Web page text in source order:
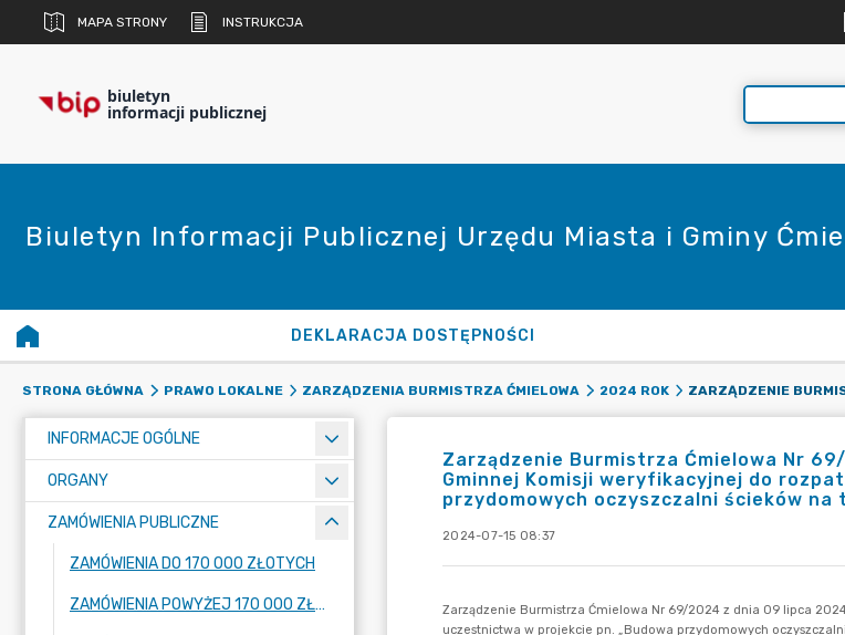
MAPA STRONY INSTRUKCJA
biuletyn
informacji publicznej
Biuletyn Informacji Publicznej Urzędu Miasta i Gminy
DEKLARACJA DOSTĘPNOŚCI
STRONA GŁÓWNA PRAWO LOKALNE ZARZĄDZENIA BURMISTRZA ĆMIELOWA 2024 ROK
INFORMACJE OGÓLNE
ORGANY
ZAMÓWIENIA PUBLICZNE
ZAMÓWIENIA DO 170 000 ZŁOTYCH
ZAMÓWIENIA POWYŻEJ 170 000 ZŁOTYCH
Zarządzenie Burmistrza Ćmielowa Nr
Gminnej Komisji weryfikacyjnej do
przydomowych oczyszczalni ścieków na
2024-07-15 08:37